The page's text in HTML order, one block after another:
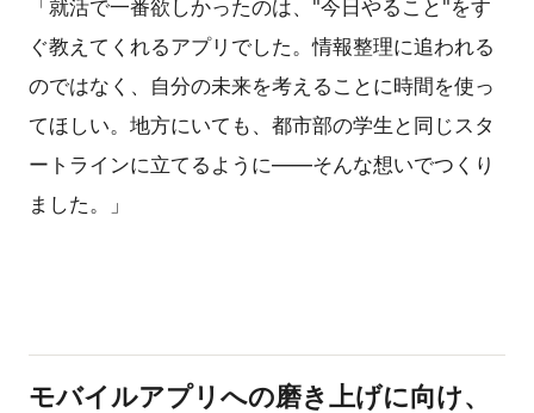
「就活で一番欲しかったのは、"今日やること"をす
ぐ教えてくれるアプリでした。情報整理に追われる
のではなく、自分の未来を考えることに時間を使っ
てほしい。地方にいても、都市部の学生と同じスタ
ートラインに立てるように——そんな想いでつくり
ました。」
モバイルアプリへの磨き上げに向け、